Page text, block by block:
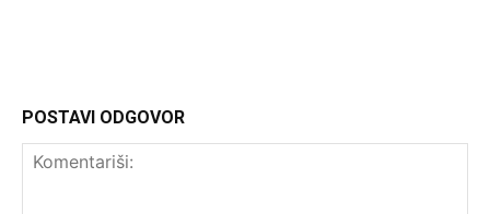
POSTAVI ODGOVOR